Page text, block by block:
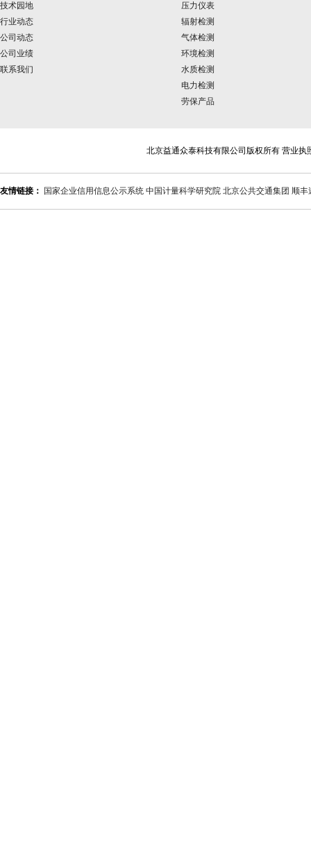
技术园地
行业动态
公司动态
公司业绩
联系我们
压力仪表
辐射检测
气体检测
环境检测
水质检测
电力检测
劳保产品
北京益通众泰科技有限公司版权所有 营业执
友情链接： 国家企业信用信息公示系统 中国计量科学研究院 北京公共交通集团 顺丰